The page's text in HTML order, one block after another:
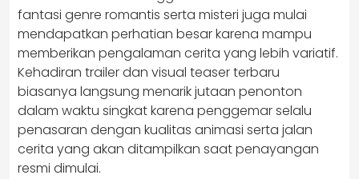
fantasi genre romantis serta misteri juga mulai
mendapatkan perhatian besar karena mampu
memberikan pengalaman cerita yang lebih variatif.
Kehadiran trailer dan visual teaser terbaru
biasanya langsung menarik jutaan penonton
dalam waktu singkat karena penggemar selalu
penasaran dengan kualitas animasi serta jalan
cerita yang akan ditampilkan saat penayangan
resmi dimulai.